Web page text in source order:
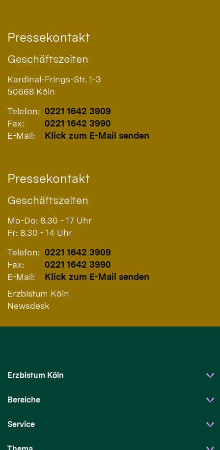
Pressekontakt
Geschäftszeiten
Kardinal-Frings-Str. 1-3
50668 Köln
Telefon: 0221 1642 3909
Fax:
0221 1642 3990
E-Mail:
Klick zum E-Mail senden
Pressekontakt
Geschäftszeiten
Mo-Do: 8.30 - 17 Uhr
Fr: 8.30 - 14 Uhr
Telefon: 0221 1642 3909
Fax:
0221 1642 3990
E-Mail:
Klick zum E-Mail senden
Erzbistum Köln
Newsdesk
Erzbistum Köln
Bereiche
Service